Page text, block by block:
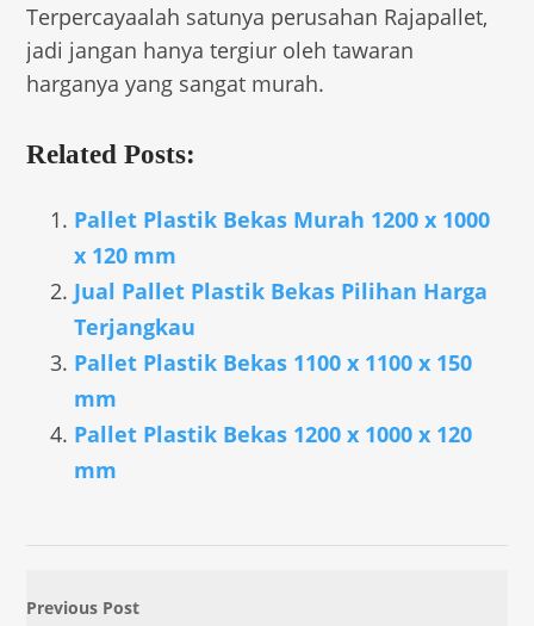
Terpercayaalah satunya perusahan Rajapallet,
jadi jangan hanya tergiur oleh tawaran
harganya yang sangat murah.
Related Posts:
Pallet Plastik Bekas Murah 1200 x 1000
x 120 mm
Jual Pallet Plastik Bekas Pilihan Harga
Terjangkau
Pallet Plastik Bekas 1100 x 1100 x 150
mm
Pallet Plastik Bekas 1200 x 1000 x 120
mm
Previous Post